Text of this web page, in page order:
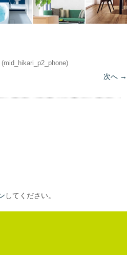
(mid_hikari_p2_phone)
次へ →
してください。